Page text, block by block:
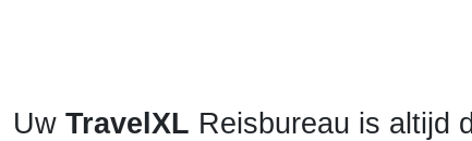
Uw TravelXL Reisbureau is altijd